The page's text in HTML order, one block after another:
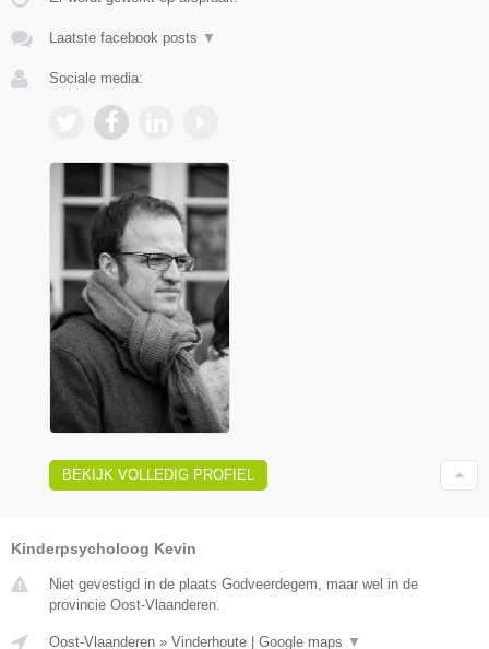
Laatste facebook posts ▼
Sociale media:
BEKIJK VOLLEDIG PROFIEL
Kinderpsycholoog Kevin
Niet gevestigd in de plaats Godveerdegem, maar wel in de
provincie Oost-Vlaanderen.
Oost-Vlaanderen » Vinderhoute Google maps ▼